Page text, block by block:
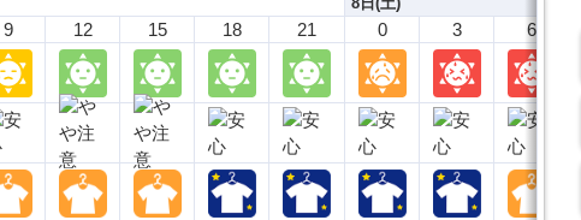
9 12 15 18 21 0 3 6